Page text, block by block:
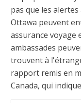
pas que les
Ottawa peuvent
assurance voyage
ambassades
trouvent à
rapport remis en
Canada, qui